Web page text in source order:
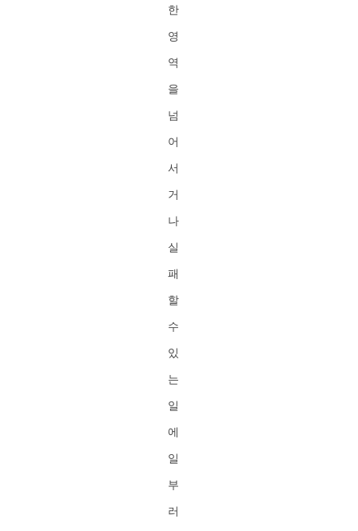
한
영
역
을
넘
어
서
거
나
실
패
할
수
있
는
일
에
일
부
러